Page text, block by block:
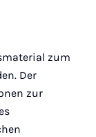
zum
Der
zur